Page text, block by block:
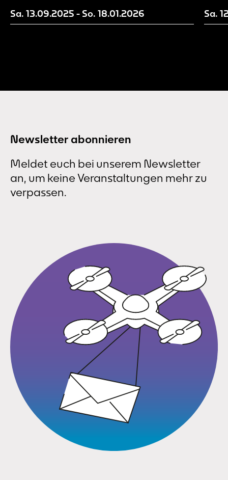
Sa. 13.09.2025 - So. 18.01.2026 Sa.
Newsletter abonnieren
Meldet euch bei unserem Newsletter
an, um keine Veranstaltungen mehr zu
verpassen.